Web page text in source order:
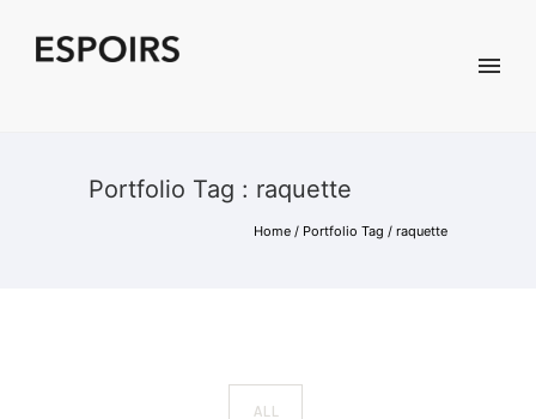
Portfolio Tag : raquette
Home / Portfolio Tag / raquette
ALL